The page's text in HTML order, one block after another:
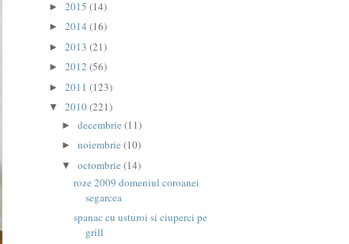
► 2015 (14)
► 2014 (16)
► 2013 (21)
► 2012 (56)
► 2011 (123)
▼ 2010(221)
► decembrie (11)
► noiembrie (10)
▼ octombrie (14)
roze 2009 domeniul coroanei
segarcea
spanac cu usturoi si ciuperci pe
grill